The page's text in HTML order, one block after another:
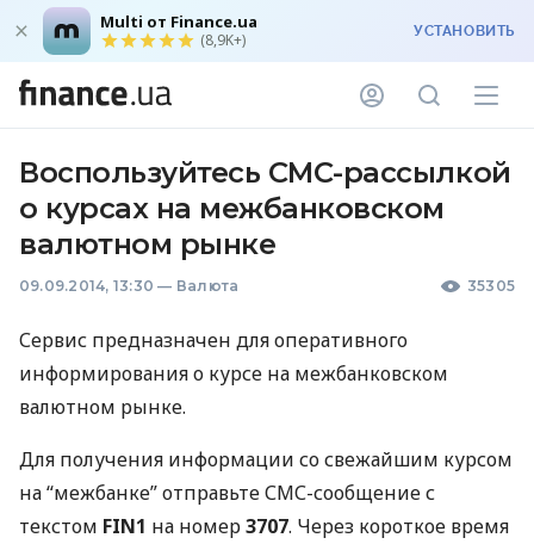
Multi от Finance.ua
(8,9K+) УСТАНОВИТЬ
Воспользуйтесь СМС-рассылкой
о курсах на межбанковском
валютном рынке
09.09.2014, 13:30 — Валюта 35305
Сервис предназначен для оперативного
информирования о курсе на межбанковском
валютном рынке.
Для получения информации со свежайшим курсом
на “межбанке” отправьтеСМС-сообщение с
текстом FIN1 на номер3707. Через короткое время